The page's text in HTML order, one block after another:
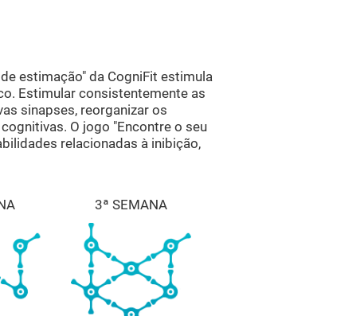
estimação" da CogniFit estimula
Estimular consistentemente as
sinapses, reorganizar os
O jogo "Encontre o seu
relacionadas à inibição,
3ª SEMANA